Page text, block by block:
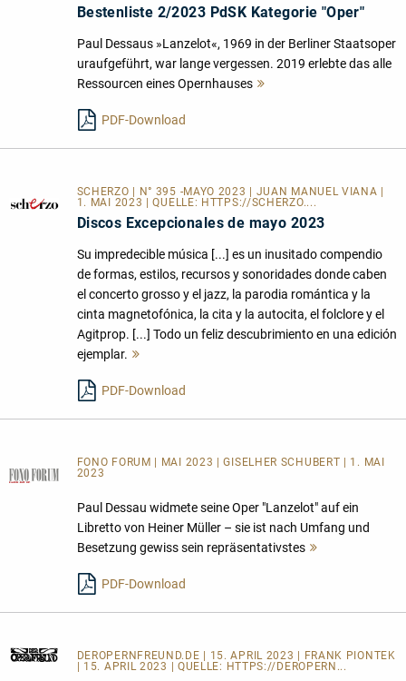
Bestenliste 2/2023 PdSK Kategorie "Oper"
Paul Dessaus »Lanzelot«, 1969 in der Berliner Staatsoper
uraufgeführt, war lange vergessen. 2019 erlebte das alle
Ressourcen eines Opernhauses
PDF-Download
SCHERZO | N° 395 -MAYO 2023 | JUAN MANUEL VIANA |
1. MAI 2023 | QUELLE: HTTPS://SCHERZO....
Discos Excepcionales de mayo 2023
Su impredecible música [...] es un inusitado compendio
de formas, estilos, recursos y sonoridades donde caben
el concerto grosso y el jazz, la parodia romántica y la
cinta magnetofónica, la cita y la autocita, el folclore y el
Agitprop. [...] Todo un feliz descubrimiento en una edición
ejemplar.
PDF-Download
FONO FORUM | MAI 2023 | GISELHER SCHUBERT | 1. MAI
2023
Paul Dessau widmete seine Oper "Lanzelot" auf ein
Libretto von Heiner Müller – sie ist nach Umfang und
Besetzung gewiss sein repräsentativstes
PDF-Download
DEROPERNFREUND.DE
| 15. APRIL 2023 | FRANK PIONTEK
| 15. APRIL 2023 | QUELLE: HTTPS://DEROPERN...